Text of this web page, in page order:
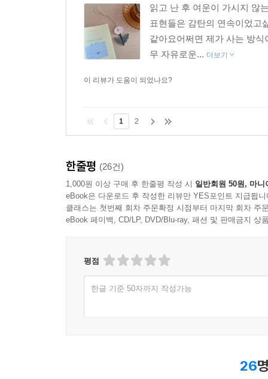
읽고 난 후 여운이 가시지 않
표현들은 감탄의 연속이었고
같아요어쩌면 제가 사는 방
무 자유로운... 더보기
이 리뷰가 도움이 되었나요?
1 2
한줄평 (26건)
1,000원 이상 구매 후 한줄평 작성 시 일반회원 50원, 마니
eBook은 다운로드 후 작성한 리뷰만 YES포인트 지급됩니
클래스는 첫번째 회차 주문확정 시점부터 마지막 회차 주
eBook 페이백, CD/LP, DVD/Blu-ray, 패션 및 판매금지 상
평점
한글 기준 50자까지 작성가능
26